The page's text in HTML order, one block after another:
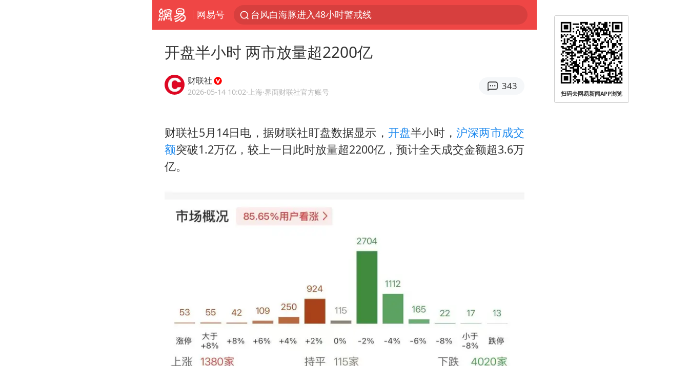
网易号
台风白海豚进入48小时警戒线
佛得角门将亮相智利俱乐部主场
宇树科技发行价格150.80元/股
宇树科技王兴兴身家有望超200亿元
五粮液渠道价一箱上涨近百元
泰国一女公务员妆容引争议 本人回应
村民谈“梅姨”：叫的其实是“媒姨”
外交部发言人就广岛核爆81周年等答记者问
感觉全东北都在等7号
开盘半小时 两市放量超2200亿
财联社
2026-05-14 10:02·上海·界面财联社官方账号
343
财联社5月14日电，据财联社盯盘数据显示， 开盘半小时，沪深两市成交
额突破1.2万亿，较上一日此时放量超2200亿，预计全天成交金额超3.6万
亿。
扫码去网易新闻APP浏览